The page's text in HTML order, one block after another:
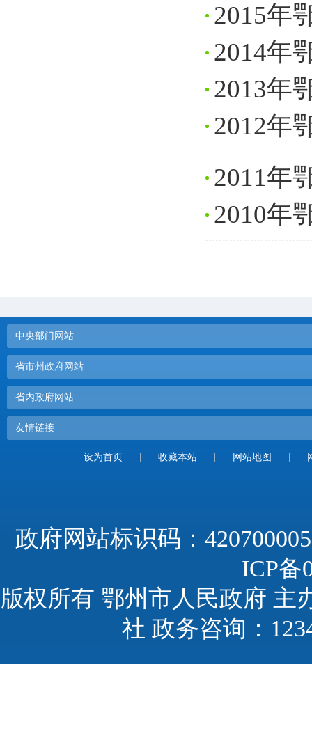
2015年
2014年
2013年
2012年
2011年
2010年
中央部门网站
省市州政府网站
省内政府网站
友情链接
设为首页 收藏本站 网站地图
政府网站标识码：
ICP备
版权所有 鄂州市人民政府 主
社 政务咨询：